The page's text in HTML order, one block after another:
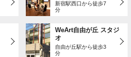
新宿駅西口から徒歩7
分
WeArt自由が丘 スタジ
オ
自由が丘駅から徒歩3
分